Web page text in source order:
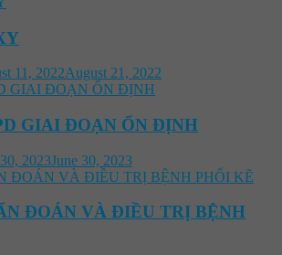
11, 2022August 21, 2022
GIAI ĐOẠN ỔN ĐỊNH
2023June 30, 2023
ĐOÁN VÀ ĐIỀU TRỊ BỆNH